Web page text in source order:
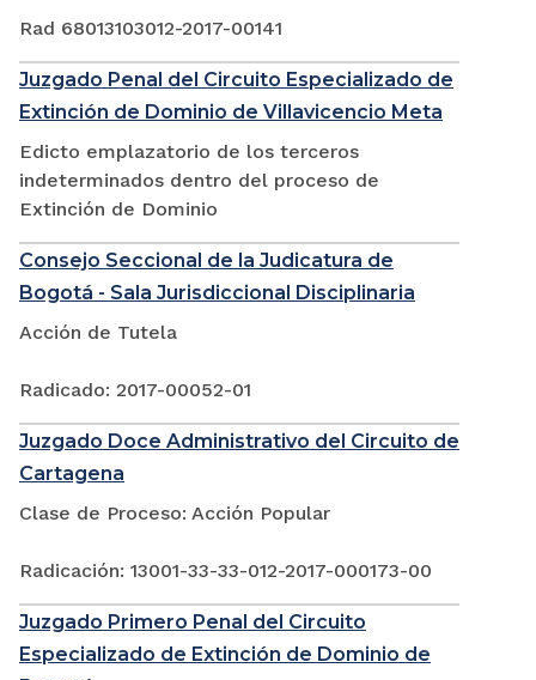
Rad 68013103012-2017-00141
Juzgado Penal del Circuito Especializado de
Extinción de Dominio de Villavicencio Meta
Edicto emplazatorio de los terceros
indeterminados dentro del proceso de
Extinción de Dominio
Consejo Seccional de la Judicatura de
Bogotá - Sala Jurisdiccional Disciplinaria
Acción de Tutela
Radicado: 2017-00052-01
Juzgado Doce Administrativo del Circuito de
Cartagena
Clase de Proceso: Acción Popular
Radicación: 13001-33-33-012-2017-000173-00
Juzgado Primero Penal del Circuito
Especializado de Extinción de Dominio de